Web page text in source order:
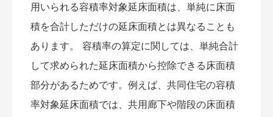
用いられる容積率対象延床面積は、単純に床面
積を合計しただけの延床面積とは異なることも
あります。 容積率の算定に関しては、単純合計
して求められた延床面積から控除できる床面積
部分があるためです。例えば、共同住宅の容積
率対象延床面積では、共用廊下や階段の床面積